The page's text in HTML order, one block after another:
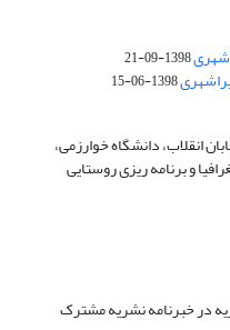
1398-09-21
1398-06-15
انقلاب، دانشگاه خوارزمی،
و برنامه ریزی روستایی
در خبرنامه نشریه مشترک